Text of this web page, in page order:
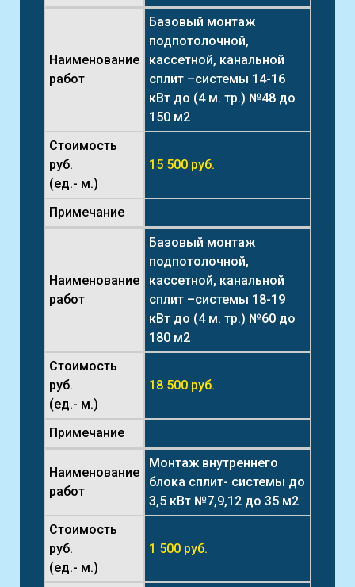
Наименование
работ
Базовый монтаж
подпотолочной,
кассетной, канальной
сплит –системы 14-16
кВт до (4 м. тр.) №48 до
150 м2
Стоимость
руб.
(ед.- м.)
15 500 руб.
Примечание
Наименование
работ
Базовый монтаж
подпотолочной,
кассетной, канальной
сплит –системы 18-19
кВт до (4 м. тр.) №60 до
180 м2
Стоимость
руб.
(ед.- м.)
18 500 руб.
Примечание
Наименование
работ
Монтаж внутреннего
блока сплит- системы до
3,5 кВт №7,9,12 до 35 м2
Стоимость
руб.
(ед.- м.)
1 500 руб.